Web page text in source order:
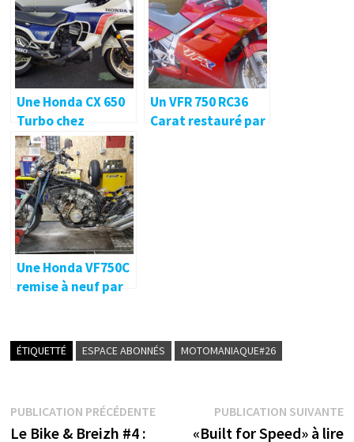
Une Honda CX 650
Turbo chez
Performances
Moto ! 🔐
Un VFR 750 RC36
Carat restauré par
Une Honda VF750C
remise à neuf par
ÉTIQUETTÉ ESPACE ABONNÉS MOTOMANIAQUE#26
Navigation
PUBLICATION PRÉCÉDENTEPublication
précédente :
Le Bike & Breizh #4 :
PUBLICATION SUIVANTE
«Built for Speed» à lire